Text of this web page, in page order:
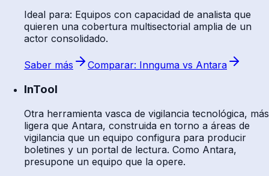
Ideal para: Equipos con capacidad de analista que
quieren una cobertura multisectorial amplia de un
actor consolidado.
Saber más Comparar: Innguma vs Antara
InTool
Otra herramienta vasca de vigilancia tecnológica, más
ligera que Antara, construida en torno a áreas de
vigilancia que un equipo configura para producir
boletines y un portal de lectura. Como Antara,
presupone un equipo que la opere.